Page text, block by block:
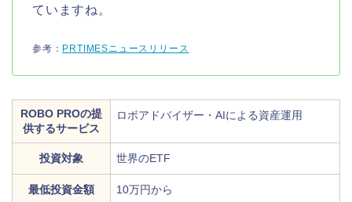
ていますね。
参考： PRTIMESニュースリリース
ROBO PROの提
供するサービス
ロボアドバイザー・AIによる資産運用
投資対象 世界のETF
最低投資金額 10万円から